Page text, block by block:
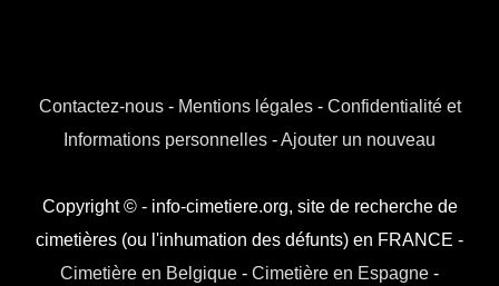
Contactez-nous- Mentions légales- Confidentialité et
Informations personnelles -Ajouter un nouveau
Copyright © - info-cimetiere.org, site de recherche de
cimetières (ou l'inhumation des défunts) en FRANCE -
Cimetière en Belgique - Cimetière en Espagne -